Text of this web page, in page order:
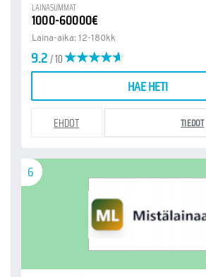
LAINASUMMAT
1000-60000€
Laina-aika: 12-180kk
9.2/ 10
HAE HETI
EHDOT TIEDOT
6